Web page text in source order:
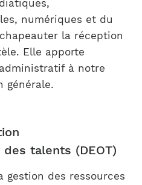
numériques et du
la réception
Elle apporte
à notre
générale.
talents (DEOT)
gestion des ressources